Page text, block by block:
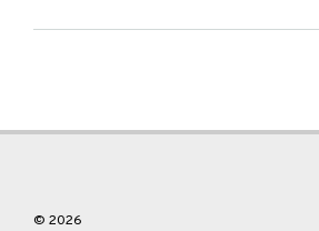
© 2026